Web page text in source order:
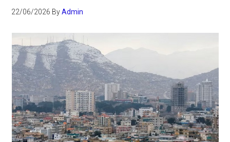
22/06/2026 ByAdmin